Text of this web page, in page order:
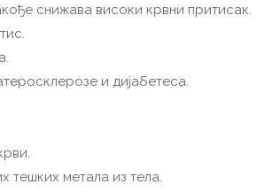
снижава високи крвни притисак.
и дијабетеса.
тешких метала из тела.